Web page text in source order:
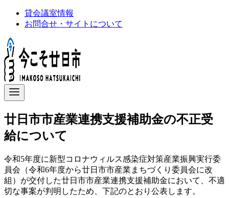
ン
ツ
へ
移
動
貸会議室情報
お問合せ・サイトについて
廿日市市産業連携支援補助金の不正受
給について
令和5年度に新型コロナウィルス感染症対策産業振興実行委
員会（令和6年度から廿日市市産業まちづくり委員会に改
組）が交付した廿日市市産業連携支援補助金において、不適
切な事案が判明したため、下記のとおり公表します。